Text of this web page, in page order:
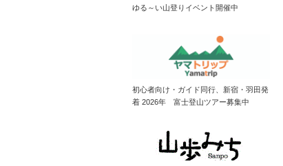
ゆる～い山登りイベント開催中
初心者向け・ガイド同行、新宿・羽田発
着 2026年 富士登山ツアー募集中